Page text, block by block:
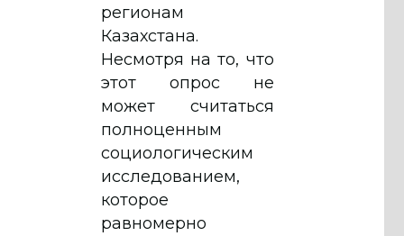
регионам
Казахстана.
Несмотря на то, что
этот опрос не
может считаться
полноценным
социологическим
исследованием,
которое
равномерно